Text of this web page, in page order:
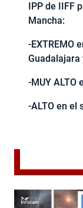
IPP de IIFF
Mancha:
-EXTREMO
Guadalajara
-MUY ALTO
-ALTO en el